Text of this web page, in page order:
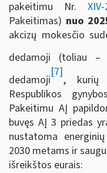
pakeitimu Nr.
Pakeitimas) nuo
akcizų mokesčio
dedamoji (toliau –
dedamoji
[7]
, kurių
Respublikos
Pakeitimu AĮ
buvęs AĮ 3 priedas
nustatoma
2030 metams ir
išreikštos eurais: